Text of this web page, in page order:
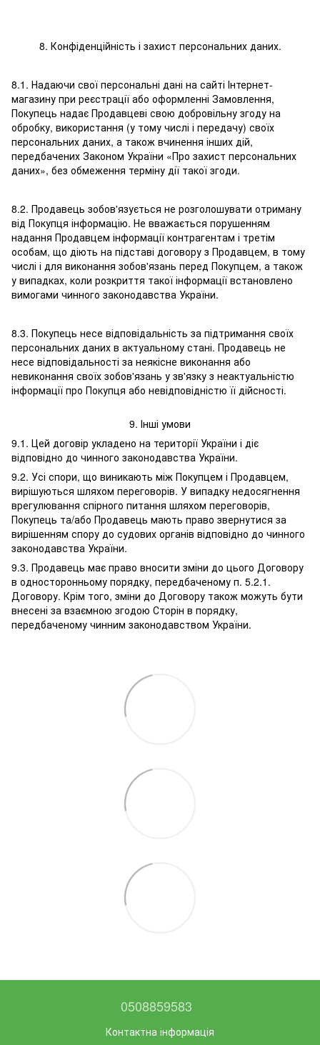
8. Конфіденційність і захист персональних даних.
8.1. Надаючи свої персональні дані на сайті Інтернет-
магазину при реєстрації або оформленні Замовлення,
Покупець надає Продавцеві свою добровільну згоду на
обробку, використання (у тому числі і передачу) своїх
персональних даних, а також вчинення інших дій,
передбачених Законом України «Про захист персональних
даних», без обмеження терміну дії такої згоди.
8.2. Продавець зобов'язується не розголошувати отриману
від Покупця інформацію. Не вважається порушенням
надання Продавцем інформації контрагентам і третім
особам, що діють на підставі договору з Продавцем, в тому
числі і для виконання зобов'язань перед Покупцем, а також
у випадках, коли розкриття такої інформації встановлено
вимогами чинного законодавства України.
8.3. Покупець несе відповідальність за підтримання своїх
персональних даних в актуальному стані. Продавець не
несе відповідальності за неякісне виконання або
невиконання своїх зобов'язань у зв'язку з неактуальністю
інформації про Покупця або невідповідністю її дійсності.
9. Інші умови
9.1. Цей договір укладено на території України і діє
відповідно до чинного законодавства України.
9.2. Усі спори, що виникають між Покупцем і Продавцем,
вирішуються шляхом переговорів. У випадку недосягнення
врегулювання спірного питання шляхом переговорів,
Покупець та/або Продавець мають право звернутися за
вирішенням спору до судових органів відповідно до чинного
законодавства України.
9.3. Продавець має право вносити зміни до цього Договору
в односторонньому порядку, передбаченому п. 5.2.1.
Договору. Крім того, зміни до Договору також можуть бути
внесені за взаємною згодою Сторін в порядку,
передбаченому чинним законодавством України.
0508859583
Контактна інформація